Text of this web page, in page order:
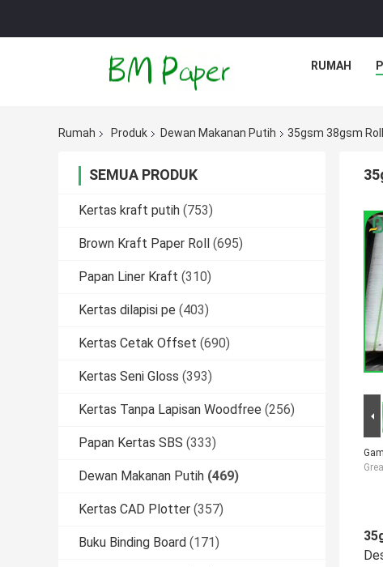
RUMAH
Rumah Produk Dewan Makanan Putih 35gsm 38gsm
SEMUA PRODUK
Kertas kraft putih (753)
Brown Kraft Paper Roll (695)
Papan Liner Kraft (310)
Kertas dilapisi pe (403)
Kertas Cetak Offset (690)
Kertas Seni Gloss (393)
Kertas Tanpa Lapisan Woodfree (256)
Papan Kertas SBS (333)
Dewan Makanan Putih (469)
Kertas CAD Plotter (357)
Buku Binding Board (171)